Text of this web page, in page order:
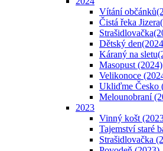
Vítání
Čistá řeka
Dětský
Káraný na
Masopust (2024)
Velikonoce
Ukliďme Česko
Melounobraní
2023
Vinný košt
Tajemství staré
Strašidlovačka